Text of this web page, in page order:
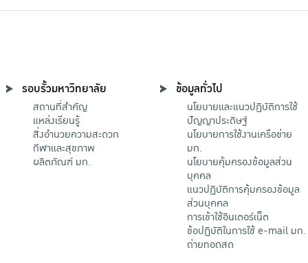
รอบรั้วมหาวิทยาลัย
สถานที่สำคัญ
แหล่งเรียนรู้
สิ่งอำนวยความสะดวก
กีฬาและสุขภาพ
ผลิตภัณฑ์ มก.
ข้อมูลทั่วไป
นโยบายและแนวปฏิบัติการใช้
ปัญญาประดิษฐ์
นโยบายการใช้งานเครือข่าย
มก.
นโยบายคุ้มครองข้อมูลส่วน
บุคคล
แนวปฏิบัติการคุ้มครองข้อมูล
ส่วนบุคคล
การเข้าใช้อินเตอร์เน็ต
ข้อปฏิบัติในการใช้ e-mail มก.
ถ่ายทอดสด